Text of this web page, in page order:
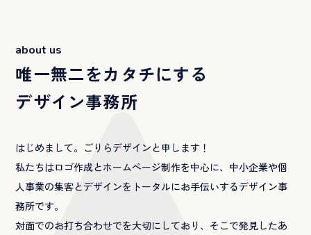
about us
唯一無二をカタチにする
デザイン事務所
はじめまして。ごりらデザインと申します！
私たちはロゴ作成とホームページ制作を中心に、中小企業や個
人事業の集客とデザインをトータルにお手伝いするデザイン事
務所です。
対面でのお打ち合わせでを大切にしており、そこで発見したあ